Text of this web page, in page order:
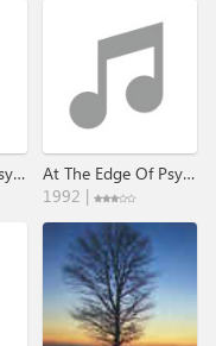
At The Edge Of Psychonoetic Worlds I-VI
At The Edge Of Psychonoetic Worlds VII-IX
1992 |